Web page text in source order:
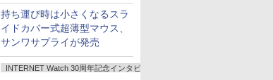
持ち運び時は小さくなるスラ
イドカバー式超薄型マウス、
サンワサプライが発売
INTERNET Watch 30周年記念インタビュー